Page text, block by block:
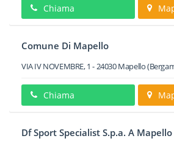
Chiama
Comune Di Mapello
VIA IV NOVEMBRE, 1 -24030Mapello
Chiama
Df Sport Specialist S.p.a. A Mapello